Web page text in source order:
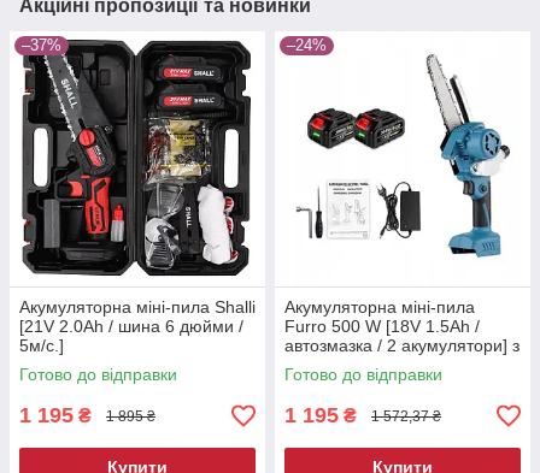
Акційні пропозиції та новинки
–37%
Акумуляторна міні-пила Shalli
[21V 2.0Ah / шина 6 дюйми /
5м/с.]
Готово до відправки
1 195 ₴ 1 895 ₴
Купити
–24%
Акумуляторна міні-пила
Furro 500 W [18V 1.5Ah /
автозмазка / 2 акумулятори] з
бачком для масла
Готово до відправки
1 195 ₴ 1 572,37 ₴
Купити